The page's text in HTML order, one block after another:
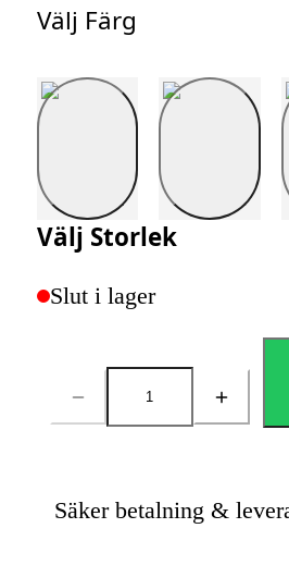
Välj Färg
Välj Färg
Välj Storlek
Slut i lager
Antal
Säker betalning &